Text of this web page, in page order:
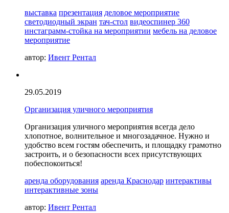
выставка презентация деловое мероприятие
светодиодный экран тач-стол видеоспинер 360
инстаграмм-стойка на мероприятии мебель на деловое
мероприятие
автор: Ивент Рентал
29.05.2019
Организация уличного мероприятия
Организация уличного мероприятия всегда дело
хлопотное, волнительное и многозадачное. Нужно и
удобство всем гостям обеспечить, и площадку грамотно
застроить, и о безопасности всех присутствующих
побеспокоиться!
аренда оборудования аренда Краснодар интерактивы
интерактивные зоны
автор: Ивент Рентал